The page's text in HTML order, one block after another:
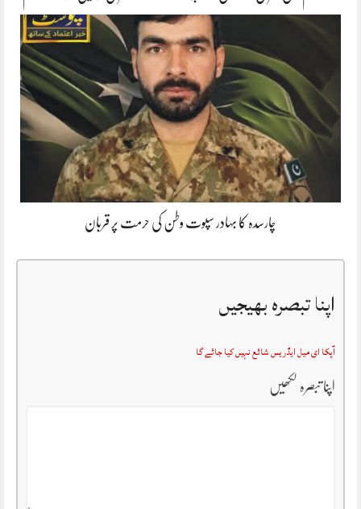
چارسدہ کا بہادر سپوت وطن کی حرمت پر قربان
اپنا تبصرہ بھیجیں
آپکا ای میل ایڈریس شائع نہیں کیا جائے گا
اپنا تبصرہ لکھیں